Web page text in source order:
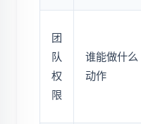
团
队
权
限
谁能做什么
动作